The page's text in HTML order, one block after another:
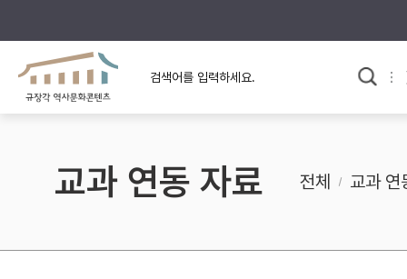
규장각의 어제와 오늘
규장각 소개영상
사료와 문학으로 본
고대
고려
조선 후기
교과 연동 자료 전체 교과 연